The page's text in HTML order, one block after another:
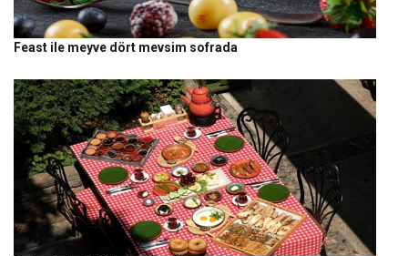
Feast ile meyve dört mevsim sofrada